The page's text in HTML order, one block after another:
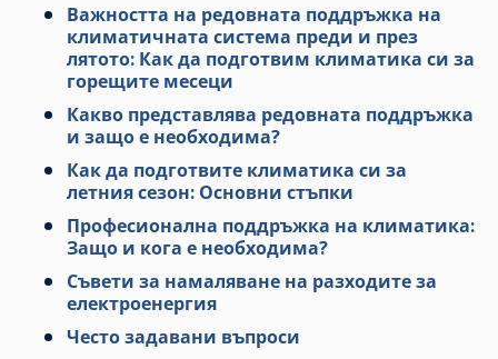
Важността на редовната поддръжка на
климатичната система преди и през
лятото: Как да подготвим климатика си за
горещите месеци
Какво представлява редовната поддръжка
и защо е необходима?
Как да подготвите климатика си за
летния сезон: Основни стъпки
Професионална поддръжка на климатика:
Защо и кога е необходима?
Съвети за намаляване на разходите за
електроенергия
Често задавани въпроси